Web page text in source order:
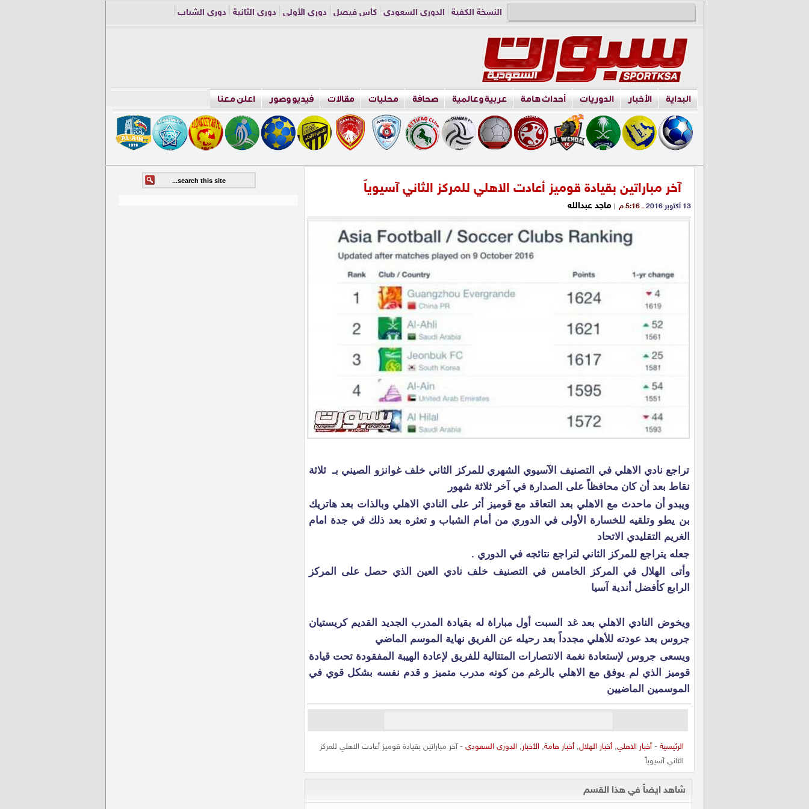
النسخة الكفية الدوري السعودي كأس فيصل دوري الأولى دوري الثانية
دوري الشباب
البداية الأخبار الدوريات أحداث هامة عربية وعالمية صحافة محليات مقالات فيديو وصور اعلن معنا
آخر مباراتين بقيادة قوميز أعادت الاهلي للمركز الثاني آسيوياً
13 أكتوبر 2016 ــ 5:16 م | ماجد عبدالله
تراجع نادي الاهلي في التصنيف الآسيوي الشهري للمركز الثاني خلف غوانزو الصيني بـ ثلاثة
نقاط بعد أن كان محافظاً على الصدارة في آخر ثلاثة شهور
ويبدو أن ماحدث مع الاهلي بعد التعاقد مع قوميز أثر على النادي الاهلي وبالذات بعد هاتريك
بن يطو وتلقيه للخسارة الأولى في الدوري من أمام الشباب و تعثره بعد ذلك في جدة امام
الغريم التقليدي الاتحاد
جعله يتراجع للمركز الثاني لتراجع نتائجه في الدوري .
وأتى الهلال في المركز الخامس في التصنيف خلف نادي العين الذي حصل على المركز
الرابع كأفضل أندية آسيا
ويخوض النادي الاهلي بعد غد السبت أول مباراة له بقيادة المدرب الجديد القديم كريستيان
جروس بعد عودته للأهلي مجدداً بعد رحيله عن الفريق نهاية الموسم الماضي
ويسعى جروس لإستعادة نغمة الانتصارات المتتالية للفريق لإعادة الهيبة المفقودة تحت قيادة
قوميز الذي لم يوفق مع الاهلي بالرغم من كونه مدرب متميز و قدم نفسه بشكل قوي في
الموسمين الماضيين
الرئيسية -أخبار الاهلي,أخبار الهلال,أخبار هامة, الأخبار, الدوري السعودي - آخر مباراتين بقيادة قوميز أعادت الاهلي للمركز
الثاني آسيوياً
شاهد ايضاً في هذا القسم